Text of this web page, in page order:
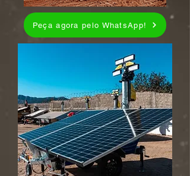
Peça agora pelo WhatsApp!